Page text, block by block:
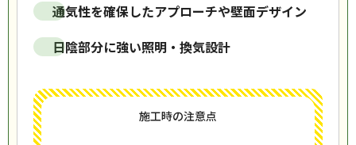
通気性を確保したアプローチや壁面デザイン
日陰部分に強い照明・換気設計
施工時の注意点